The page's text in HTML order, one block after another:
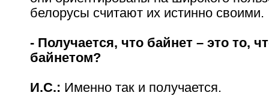
белорусы считают их истинно своими.
- Получается, что байнет – это то,
байнетом?
И.С.: Именно так и получается.